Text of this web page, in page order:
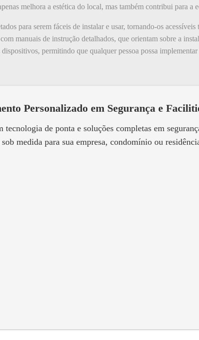
melhora a estética do local, mas também contribui para a
para serem fáceis de instalar e usar, tornando-os
manuais de instrução detalhados, que orientam sobre a
permitindo que qualquer pessoa possa
Personalizado em Segurança e
de ponta e soluções completas em
medida para sua empresa, condomínio ou